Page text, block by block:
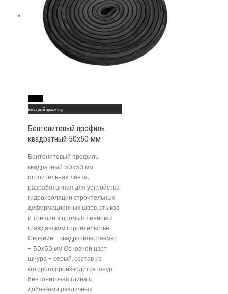
Быстрый просмотр
Бентонитовый профиль
квадратный 50х50 мм
Бентонитовый профиль
квадратный 50х50 мм -
строительная лента,
разработанная для устройства
гидроизоляции строительных
деформационных швов, стыков
и трещин в промышленном и
гражданском строительстве.
Сечение - квадратное, размер
- 50x50 мм.Основной цвет
шнура - серый, состав из
которого производится шнур -
бентонитовая глина с
добавками различных